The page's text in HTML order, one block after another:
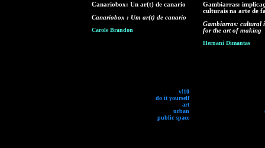
Canariobox: Un ar(t) de canario
Canariobox : Um ar(t) de canario
Carole Brandon
v!10
do it yourself
art
urban
public space
Gambiarras:
culturais na arte de
Gambiarras: cultural
for the art of making
Hernani Dimantas